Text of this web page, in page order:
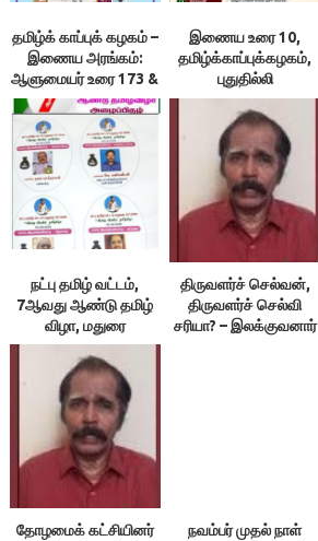
தமிழ்க் காப்புக் கழகம் –
இணைய அரங்கம்:
ஆளுமையர் உரை 173 &
174 ; நூலரங்கம்
இணைய உரை 10,
தமிழ்க்காப்புக்கழகம்,
புதுதில்லி
நட்பு தமிழ் வட்டம்,
7ஆவது ஆண்டு தமிழ்
விழா, மதுரை
திருவளர்ச் செல்வன்,
திருவளர்ச் செல்வி
சரியா? – இலக்குவனார்
தோழமைக் கட்சியினர்
நவம்பர் முதல் நாள்